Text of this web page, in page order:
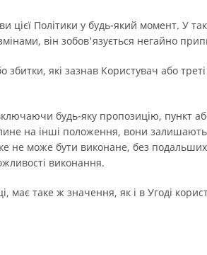
Політики у будь-який момент. У
він зобов'язується негайно
збитки, які зазнав Користувач або
будь-яку пропозицію, пункт
на інші положення, вони
не може бути виконане, без
виконання.
має таке ж значення, як і в Угоді